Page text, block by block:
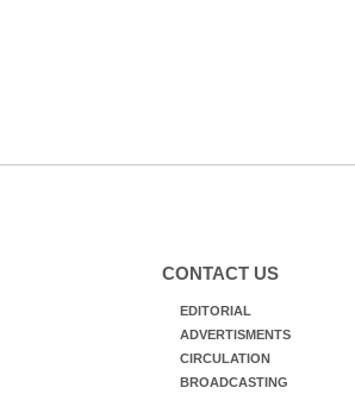
CONTACT US
EDITORIAL
ADVERTISMENTS
CIRCULATION
BROADCASTING